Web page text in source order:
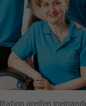
greifen